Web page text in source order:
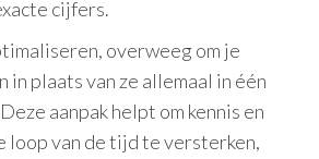
cijfers.
overweeg om je
in plaats van ze allemaal in één
aanpak helpt om kennis en
loop van de tijd te versterken,